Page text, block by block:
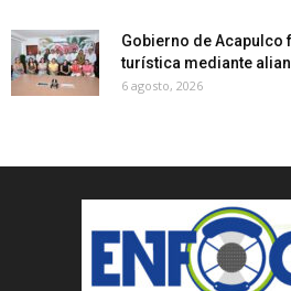
Gobierno de Acapulco
turística mediante
6 agosto, 2026